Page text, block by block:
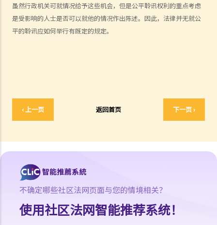
虽然行政机关可就情况给予这些机会，但是公平聆讯权利的重点考虑
是受影响的人士是否可以就他的情况作出陈述。因此，法律并无就公
平的聆讯应如何举行有既定的规定。
‹ 上一页 返回首页 下一页 ›
4. 理由
C. 不合理
D. 合理期望
4. 事实错误
7. 作出查询的责任
宪法复核和比例原则
A. 宪制性的质疑
B. 比例原则
C. 适用于宪制性的质疑的比例原则
不确定哪些社区法网页面与您的情境相关？
使用社区法网智能推荐系统！